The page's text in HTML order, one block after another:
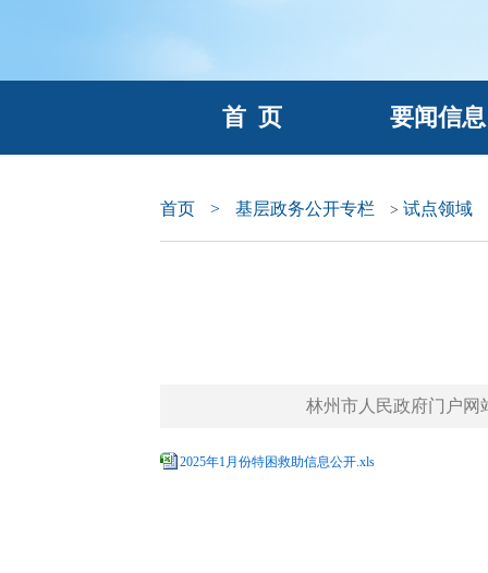
首 页 要闻信息
首页 > 基层政务公开专栏 > 试点领域
林州市人民政府门户网
2025年1月份特困救助信息公开.xls